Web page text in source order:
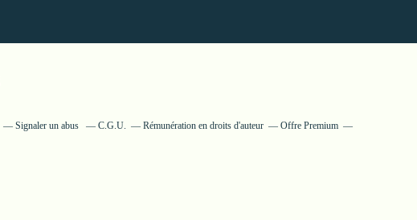
Signaler un abus C.G.U. Rémunération en droits d'auteur
Offre Premium